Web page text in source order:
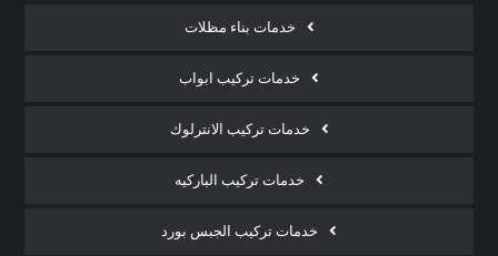
خدمات بناء مظلات
خدمات تركيب ابواب
خدمات تركيب الانترلوك
خدمات تركيب الباركيه
خدمات تركيب الجبس بورد